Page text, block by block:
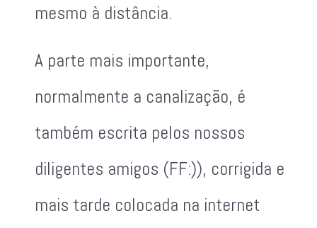
mesmo à distância.
A parte mais importante,
normalmente a canalização, é
também escrita pelos nossos
diligentes amigos (FF:)), corrigida e
mais tarde colocada na internet